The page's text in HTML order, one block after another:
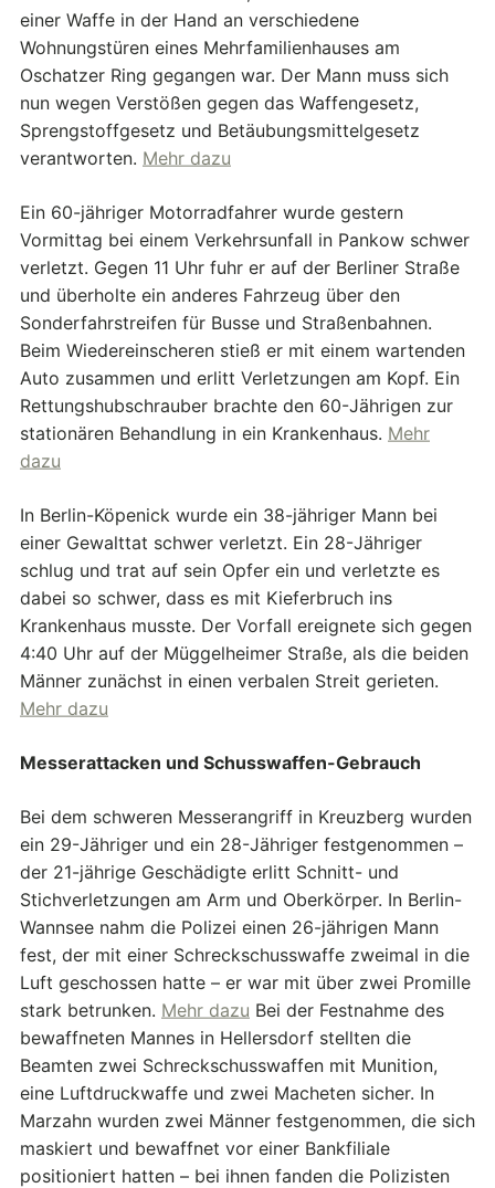
einer Waffe in der Hand an verschiedene
Wohnungstüren eines Mehrfamilienhauses am
Oschatzer Ring gegangen war. Der Mann muss sich
nun wegen Verstößen gegen das Waffengesetz,
Sprengstoffgesetz und Betäubungsmittelgesetz
verantworten. Mehr dazu
Ein 60-jähriger Motorradfahrer wurde gestern
Vormittag bei einem Verkehrsunfall in Pankow schwer
verletzt. Gegen 11 Uhr fuhr er auf der Berliner Straße
und überholte ein anderes Fahrzeug über den
Sonderfahrstreifen für Busse und Straßenbahnen.
Beim Wiedereinscheren stieß er mit einem wartenden
Auto zusammen und erlitt Verletzungen am Kopf. Ein
Rettungshubschrauber brachte den 60-Jährigen zur
stationären Behandlung in ein Krankenhaus. Mehr
dazu
In Berlin-Köpenick wurde ein 38-jähriger Mann bei
einer Gewalttat schwer verletzt. Ein 28-Jähriger
schlug und trat auf sein Opfer ein und verletzte es
dabei so schwer, dass es mit Kieferbruch ins
Krankenhaus musste. Der Vorfall ereignete sich gegen
4:40 Uhr auf der Müggelheimer Straße, als die beiden
Männer zunächst in einen verbalen Streit gerieten.
Mehr dazu
Messerattacken und Schusswaffen-Gebrauch
Bei dem schweren Messerangriff in Kreuzberg wurden
ein 29-Jähriger und ein 28-Jähriger festgenommen –
der 21-jährige Geschädigte erlitt Schnitt- und
Stichverletzungen am Arm und Oberkörper. In Berlin-
Wannsee nahm die Polizei einen 26-jährigen Mann
fest, der mit einer Schreckschusswaffe zweimal in die
Luft geschossen hatte – er war mit über zwei Promille
stark betrunken. Mehr dazu Bei der Festnahme des
bewaffneten Mannes in Hellersdorf stellten die
Beamten zwei Schreckschusswaffen mit Munition,
eine Luftdruckwaffe und zwei Macheten sicher. In
Marzahn wurden zwei Männer festgenommen, die sich
maskiert und bewaffnet vor einer Bankfiliale
positioniert hatten – bei ihnen fanden die Polizisten